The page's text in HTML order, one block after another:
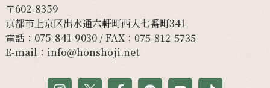
〒602-8359
京都市上京区出水通六軒町西入七番町341
電話： 075-841-9030/ FAX：075-812-5735
E-mail： info@honshoji.net